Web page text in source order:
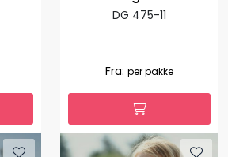
DG 475-11
Fra: per pakke